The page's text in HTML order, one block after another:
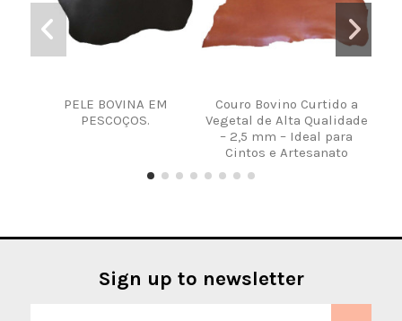
PELE BOVINA EM
PESCOÇOS.
Couro Bovino Curtido a
Vegetal de Alta Qualidade
– 2,5 mm – Ideal para
Cintos e Artesanato
Sign up to newsletter